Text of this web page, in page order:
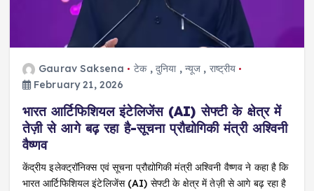
Gaurav Saksena टेक,दुनिया, न्यूज , राष्ट्रीय
February 21, 2026
भारत आर्टिफिशियल इंटेलिजेंस (AI) सेफ्टी के क्षेत्र में
तेज़ी से आगे बढ़ रहा है-सूचना प्रौद्योगिकी मंत्री अश्विनी
वैष्णव
केंद्रीय इलेक्ट्रॉनिक्स एवं सूचना प्रौद्योगिकी मंत्री अश्विनी वैष्णव ने कहा है कि
भारत आर्टिफिशियल इंटेलिजेंस (AI) सेफ्टी के क्षेत्र में तेज़ी से आगे बढ़ रहा है